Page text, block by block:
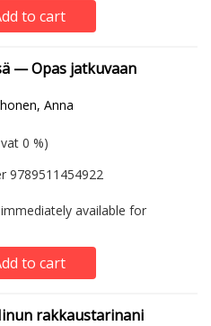
to cart
— Opas jatkuvaan
Anna
hinta
0 %)
9789511454922
available for
to cart
rakkaustarinani